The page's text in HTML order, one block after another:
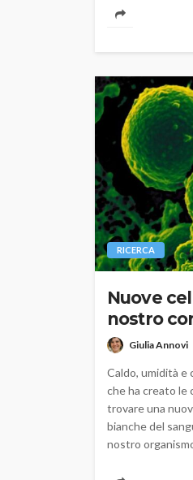
RICERCA
Nuove
nostro
Giulia Annovi
Caldo, umidità e
che ha creato le
trovare una
bianche del
nostro